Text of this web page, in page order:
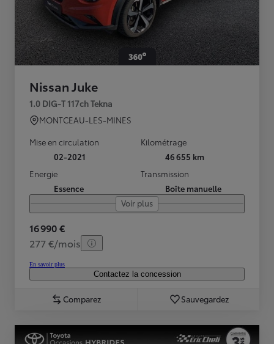
Nissan Juke
1.0 DIG-T 117ch Tekna
MONTCEAU-LES-MINES
Mise en circulation
02-2021
Kilométrage
46 655 km
Energie
Essence
Transmission
Boîte manuelle
Voir plus
16 990 €
277 €/mois
En savoir plus
Contactez la concession
Comparez Sauvegardez